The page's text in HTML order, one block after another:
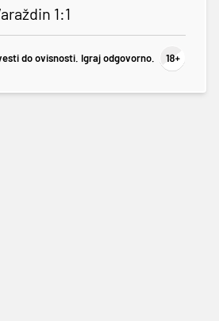
1:1
do ovisnosti. Igraj odgovorno.